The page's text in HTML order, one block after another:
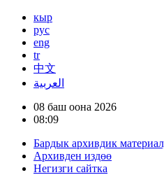
кыр
рус
eng
tr
中文
العربية
08 баш оона 2026
08:09
Бардык архивдик
Архивден издөө
Негизги сайтка